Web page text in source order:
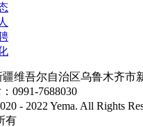
维吾尔自治区乌鲁木齐市
0991-7688030
- 2022 Yema. All Rights
有